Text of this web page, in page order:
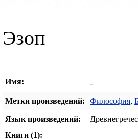
Эзоп
Имя: -
Метки произведений: Философия,
Язык произведений:
Книги (1):